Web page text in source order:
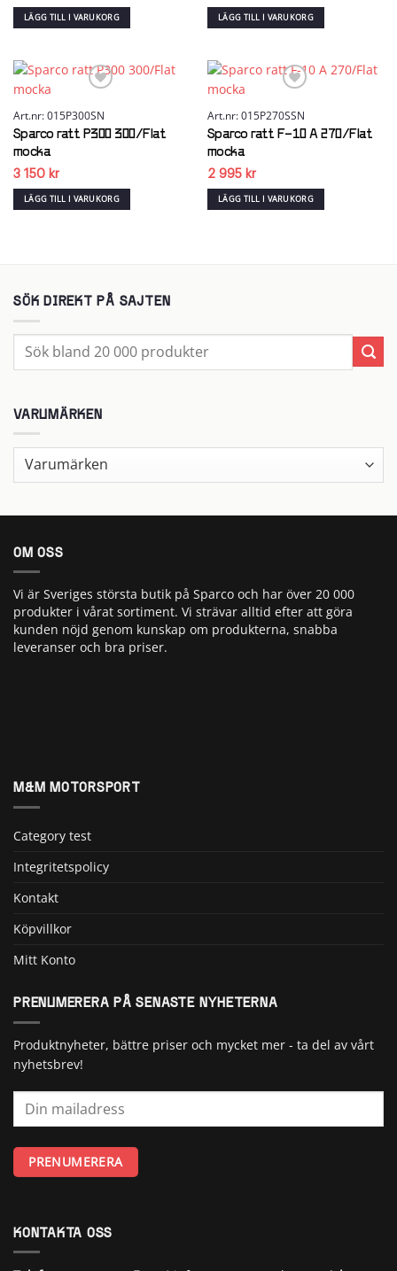
LÄGG TILL I VARUKORG LÄGG TILL I VARUKORG
Art.nr: 015P300SN
Sparco ratt P300 300/Flat
mocka
3 150 kr
LÄGG TILL I VARUKORG
Art.nr: 015P270SSN
Sparco ratt F-10 A 270/Flat
mocka
2 995 kr
LÄGG TILL I VARUKORG
SÖK DIREKT PÅ SAJTEN
efter:
VARUMÄRKEN
OM OSS
Vi är Sveriges största butik på Sparco och har över 20 000
produkter i vårat sortiment. Vi strävar alltid efter att göra
kunden nöjd genom kunskap om produkterna, snabba
leveranser och bra priser.
M&M MOTORSPORT
Category test
Integritetspolicy
Kontakt
Köpvillkor
Mitt Konto
PRENUMERERA PÅ SENASTE NYHETERNA
Produktnyheter, bättre priser och mycket mer - ta del av vårt
nyhetsbrev!
KONTAKTA OSS